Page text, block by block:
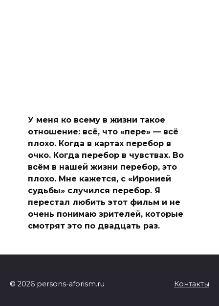
У меня ко всему в жизни такое
отношение: всё, что «пере» — всё
плохо. Когда в картах перебор в
очко. Когда перебор в чувствах. Во
всём в нашей жизни перебор, это
плохо. Мне кажется, с «Иронией
судьбы» случился перебор. Я
перестал любить этот фильм и не
очень понимаю зрителей, которые
смотрят это по двадцать раз.
© 2026 persons-aforism.ru Контакты